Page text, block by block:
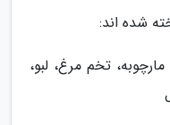
شده اند:
مارچوبه، تخم مرغ، لبو،